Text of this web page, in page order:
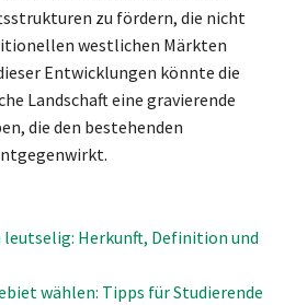
zu fördern, die nicht
westlichen Märkten
Entwicklungen könnte die
Landschaft eine gravierende
die den bestehenden
leutselig: Herkunft, Definition und
wählen: Tipps für Studierende